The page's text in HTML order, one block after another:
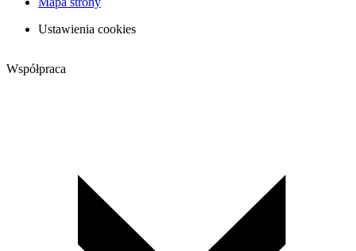
Ustawienia cookies
Współpraca